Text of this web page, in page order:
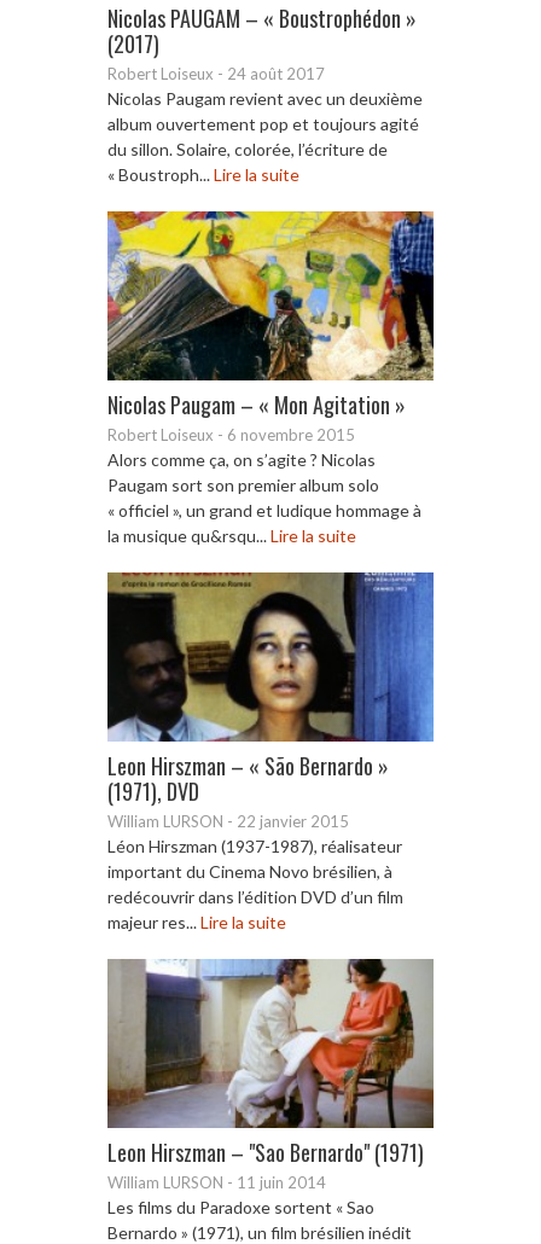
Nicolas PAUGAM – « Boustrophédon »
(2017)
Robert Loiseux - 24 août 2017
Nicolas Paugam revient avec un deuxième
album ouvertement pop et toujours agité
du sillon. Solaire, colorée, l’écriture de
« Boustroph...Lire la suite
Nicolas Paugam – « Mon Agitation »
Robert Loiseux - 6 novembre 2015
Alors comme ça, on s’agite ? Nicolas
Paugam sort son premier album solo
« officiel », un grand et ludique hommage à
la musique qu&rsqu...Lire la suite
Leon Hirszman – « São Bernardo »
(1971), DVD
William LURSON - 22 janvier 2015
Léon Hirszman (1937-1987), réalisateur
important du Cinema Novo brésilien, à
redécouvrir dans l’édition DVD d’un film
majeur res...Lire la suite
Leon Hirszman – "Sao Bernardo" (1971)
William LURSON - 11 juin 2014
Les films du Paradoxe sortent « Sao
Bernardo » (1971), un film brésilien inédit